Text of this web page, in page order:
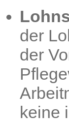
der
der
keine